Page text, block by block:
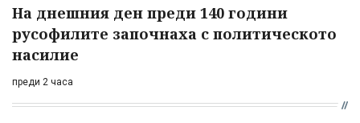
На днешния ден преди 140 години
русофилите започнаха с политическото
насилие
преди 2 часа